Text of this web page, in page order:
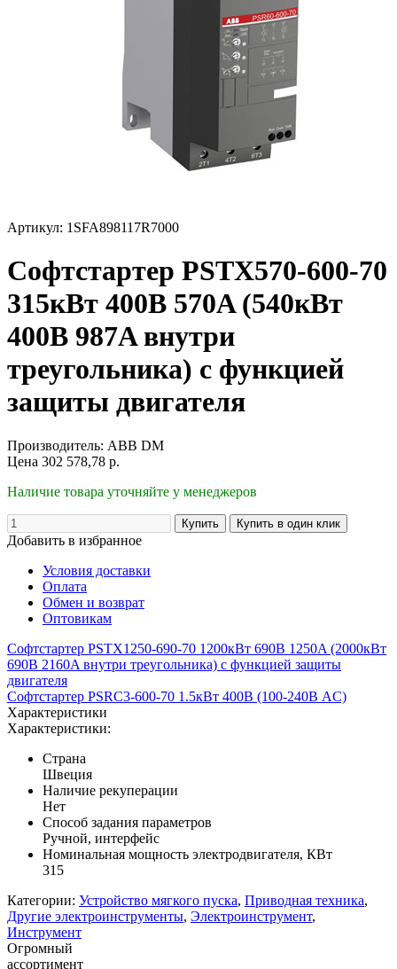
Артикул: 1SFA898117R7000
Софтстартер PSTX570-600-70
315кВт 400В 570A (540кВт
400В 987A внутри
треугольника) с функцией
защиты двигателя
Производитель: ABB DM
Цена 302 578,78 р.
Наличие товара уточняйте у менеджеров
Добавить в избранное
Условия доставки
Оплата
Обмен и возврат
Оптовикам
Софтстартер PSTX1250-690-70 1200кВт 690В 1250A (2000кВт
690В 2160A внутри треугольника) с функцией защиты
двигателя
Софтстартер PSRC3-600-70 1.5кВт 400В (100-240В AC)
Характеристики
Характеристики:
Страна
Швеция
Наличие рекуперации
Нет
Способ задания параметров
Ручной, интерфейс
Номинальная мощность электродвигателя, КВт
315
Категории: Устройство мягкого пуска, Приводная техника,
Другие электроинструменты, Электроинструмент,
Инструмент
Огромный
ассортимент